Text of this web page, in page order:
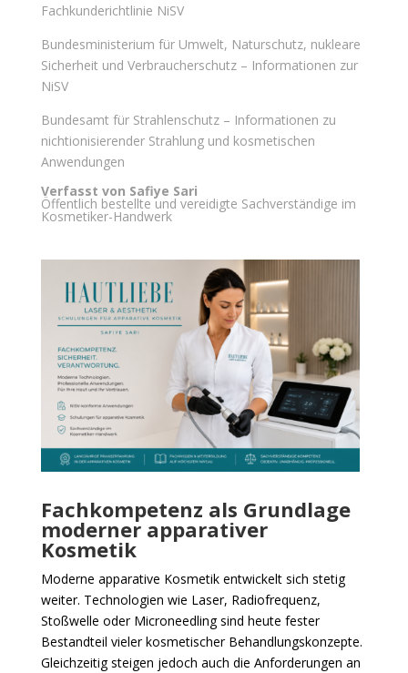
Fachkunderichtlinie NiSV
Bundesministerium für Umwelt, Naturschutz, nukleare
Sicherheit und Verbraucherschutz – Informationen zur
NiSV
Bundesamt für Strahlenschutz – Informationen zu
nichtionisierender Strahlung und kosmetischen
Anwendungen
Verfasst von Safiye Sari
Öffentlich bestellte und vereidigte Sachverständige im
Kosmetiker-Handwerk
Fachkompetenz als Grundlage
moderner apparativer
Kosmetik
Moderne apparative Kosmetik entwickelt sich stetig
weiter. Technologien wie Laser, Radiofrequenz,
Stoßwelle oder Microneedling sind heute fester
Bestandteil vieler kosmetischer Behandlungskonzepte.
Gleichzeitig steigen jedoch auch die Anforderungen an